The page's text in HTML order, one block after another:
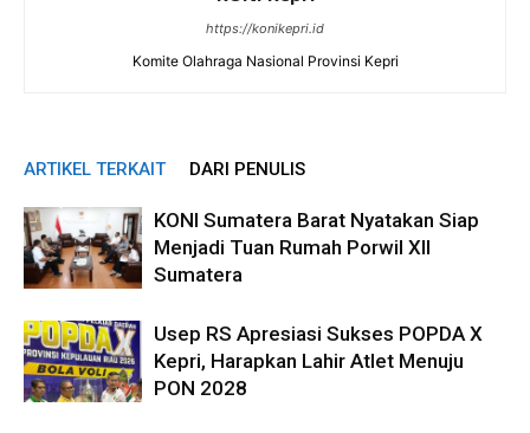
https://konikepri.id
Komite Olahraga Nasional Provinsi Kepri
ARTIKEL TERKAIT DARI PENULIS
KONI Sumatera Barat Nyatakan Siap
Menjadi Tuan Rumah Porwil XII
Sumatera
Usep RS Apresiasi Sukses POPDA X
Kepri, Harapkan Lahir Atlet Menuju
PON 2028